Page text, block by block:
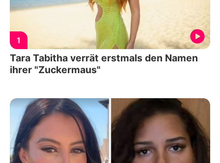
1
Tara Tabitha verrät erstmals den Namen
ihrer "Zuckermaus"